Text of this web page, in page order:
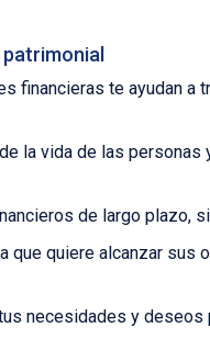
financieras te ayudan a
la vida de las personas
de largo plazo,
que quiere alcanzar sus
necesidades y deseos